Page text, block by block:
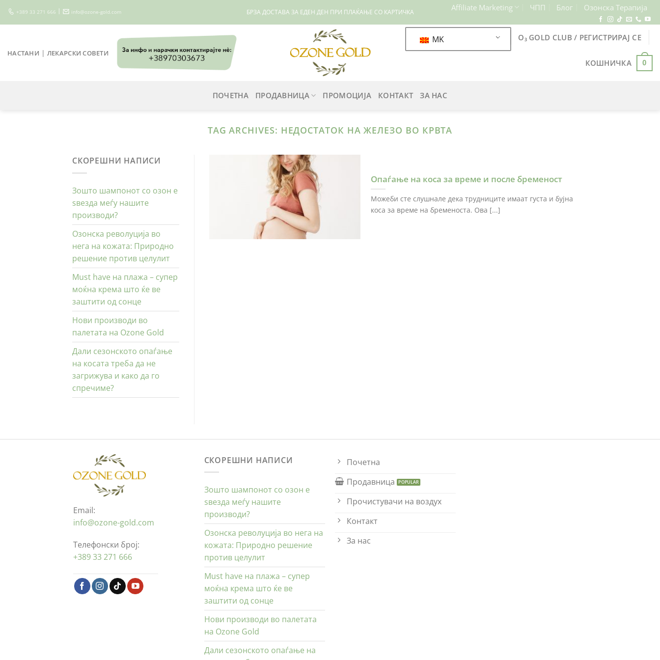
+389 33 271 666 | info@ozone-gold.com БРЗА ДОСТАВА ЗА ЕДЕН ДЕН ПРИ ПЛАЌАЊЕ СО КАРТИЧКА
Affiliate Marketing ЧПП Блог Озонска Терапија
НАСТАНИ | ЛЕКАРСКИ СОВЕТИ
MK O₃ GOLD CLUB / РЕГИСТРИРАЈ СЕ
КОШНИЧКА 0
ПОЧЕТНА ПРОДАВНИЦА ПРОМОЦИЈА КОНТАКТ ЗА НАС
TAG ARCHIVES: НЕДОСТАТОК НА ЖЕЛЕЗО ВО КРВТА
СКОРЕШНИ НАПИСИ
Зошто шампонот со озон е
ѕвезда меѓу нашите
производи?
Озонска револуција во
нега на кожата: Природно
решение против целулит
Must have на плажа – супер
моќна крема што ќе ве
заштити од сонце
Нови производи во
палетата на Ozone Gold
Дали сезонското опаѓање
на косата треба да не
загрижува и како да го
спречиме?
Опаѓање на коса за време и после бременост
Можеби сте слушнале дека трудниците имаат густа и бујна
коса за време на бременоста. Ова [...]
Email:
info@ozone-gold.com
Телефонски број:
+389 33 271 666
СКОРЕШНИ НАПИСИ
Зошто шампонот со озон е
ѕвезда меѓу нашите
производи?
Озонска револуција во нега на
кожата: Природно решение
против целулит
Must have на плажа – супер
моќна крема што ќе ве
заштити од сонце
Нови производи во палетата
на Ozone Gold
Дали сезонското опаѓање на
Почетна
Продавница
Прочистувачи на воздух
Контакт
За нас